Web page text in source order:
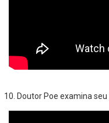
Doutor Poe examina